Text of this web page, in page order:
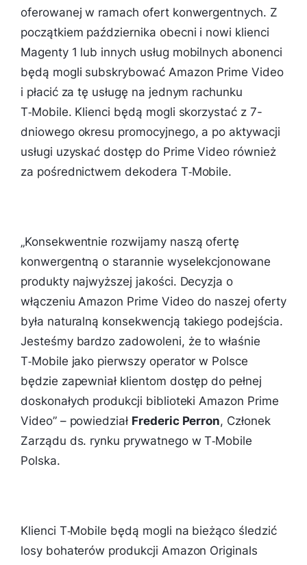
oferowanej w ramach ofert konwergentnych. Z
początkiem października obecni i nowi klienci
Magenty 1 lub innych usług mobilnych abonenci
będą mogli subskrybować Amazon Prime Video
i płacić za tę usługę na jednym rachunku
T‑Mobile. Klienci będą mogli skorzystać z 7-
dniowego okresu promocyjnego, a po aktywacji
usługi uzyskać dostęp do Prime Video również
za pośrednictwem dekodera T‑Mobile.
„Konsekwentnie rozwijamy naszą ofertę
konwergentną o starannie wyselekcjonowane
produkty najwyższej jakości. Decyzja o
włączeniu Amazon Prime Video do naszej oferty
była naturalną konsekwencją takiego podejścia.
Jesteśmy bardzo zadowoleni, że to właśnie
T‑Mobile jako pierwszy operator w Polsce
będzie zapewniał klientom dostęp do pełnej
doskonałych produkcji biblioteki Amazon Prime
Video” – powiedział Frederic Perron, Członek
Zarządu ds. rynku prywatnego w T‑Mobile
Polska.
Klienci T‑Mobile będą mogli na bieżąco śledzić
losy bohaterów produkcji Amazon Originals